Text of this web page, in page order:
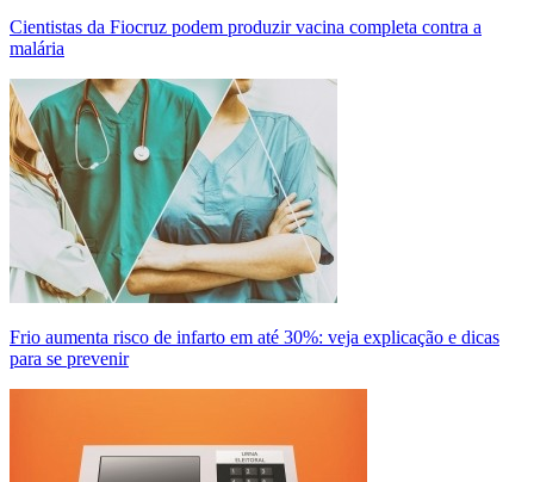
Cientistas da Fiocruz podem produzir vacina completa contra a
malária
Frio aumenta risco de infarto em até 30%: veja explicação e dicas
para se prevenir